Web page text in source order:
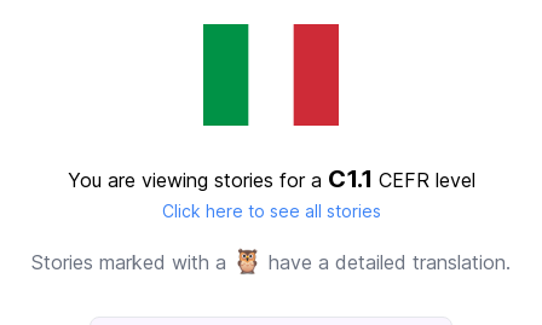
You are viewing stories for a C1.1 CEFR level
Click here to see all stories
Stories marked with a 🦉 have a detailed translation.